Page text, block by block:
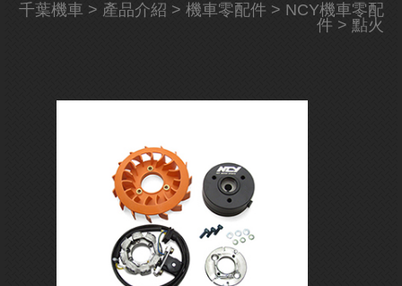
千葉機車 > 產品介紹 > 機車零配件 > NCY機車零配
件 > 點火